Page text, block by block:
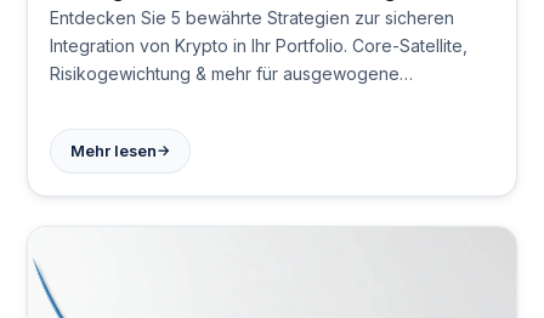
Entdecken Sie 5 bewährte Strategien zur sicheren
Integration von Krypto in Ihr Portfolio. Core-Satellite,
Risikogewichtung & mehr für ausgewogene
Mehr lesen→